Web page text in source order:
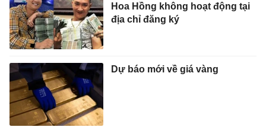
Hoa Hồng không hoạt động tại
địa chỉ đăng ký
Dự báo mới về giá vàng